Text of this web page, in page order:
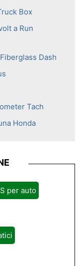
Box
a Run
Dash
Tach
Honda
per auto